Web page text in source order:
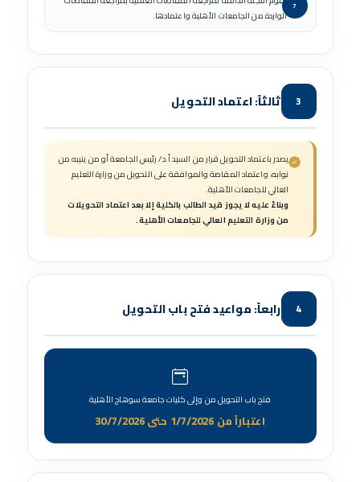
الواردة من الجامعات الأهلية واعتمادها.
3 ثالثاً: اعتماد التحويل
يصدر باعتماد التحويل قرار من السيد أ.د/ رئيس الجامعة أو من ينيبه من
نوابه، واعتماد المقاصة والموافقة على التحويل من وزارة التعليم
العالي للجامعات الأهلية.
وبناءً عليه لا يجوز قيد الطالب بالكلية إلا بعد اعتماد التحويلات
من وزارة التعليم العالي للجامعات الأهلية.
4 رابعاً: مواعيد فتح باب التحويل
فتح باب التحويل من وإلى كليات جامعة سوهاج الأهلية
اعتباراً من 1/7/2026 حتى 30/7/2026